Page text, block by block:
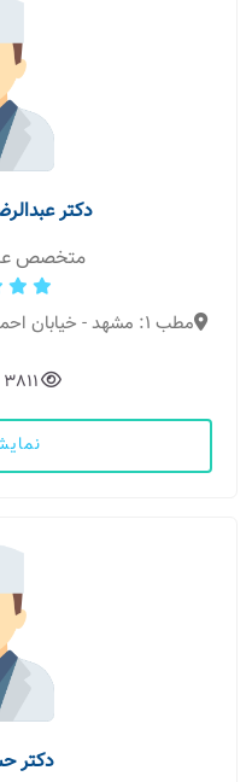
دکتر
متخصص
مطب 1: مشهد - خیابان
3811
دکتر